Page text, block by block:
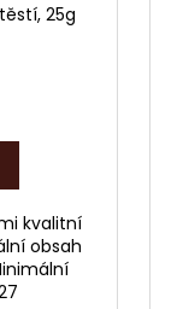
25g
kvalitní
obsah